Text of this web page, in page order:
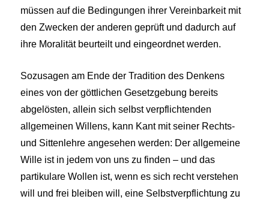
müssen auf die Bedingungen ihrer Vereinbarkeit mit
den Zwecken der anderen geprüft und dadurch auf
ihre Moralität beurteilt und eingeordnet werden.
Sozusagen am Ende der Tradition des Denkens
eines von der göttlichen Gesetzgebung bereits
abgelösten, allein sich selbst verpflichtenden
allgemeinen Willens, kann Kant mit seiner Rechts-
und Sittenlehre angesehen werden: Der allgemeine
Wille ist in jedem von uns zu finden – und das
partikulare Wollen ist, wenn es sich recht verstehen
will und frei bleiben will, eine Selbstverpflichtung zu